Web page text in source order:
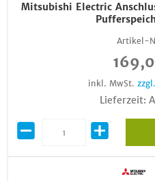
Mitsubishi Electric
Artikel-
inkl. MwSt.
Lieferzeit: